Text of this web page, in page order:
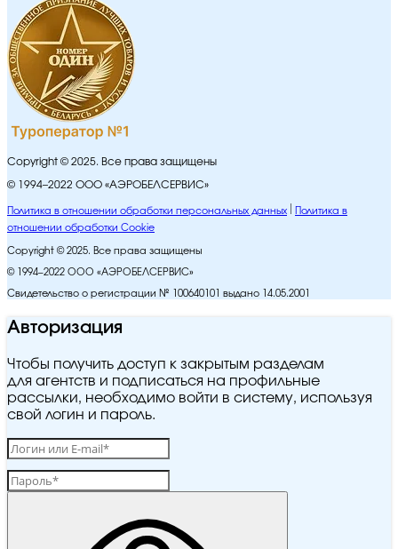
Copyright © 2025. Все права защищены
© 1994–2022 ООО «АЭРОБЕЛСЕРВИС»
Политика в отношении обработки персональных данных
Политика в
отношении обработки Cookie
Copyright © 2025. Все права защищены
© 1994–2022 ООО «АЭРОБЕЛСЕРВИС»
Свидетельство о регистрации № 100640101 выдано 14.05.2001
Авторизация
Чтобы получить доступ к закрытым разделам
для агентств и подписаться на профильные
рассылки, необходимо войти в систему, используя
свой логин и пароль.